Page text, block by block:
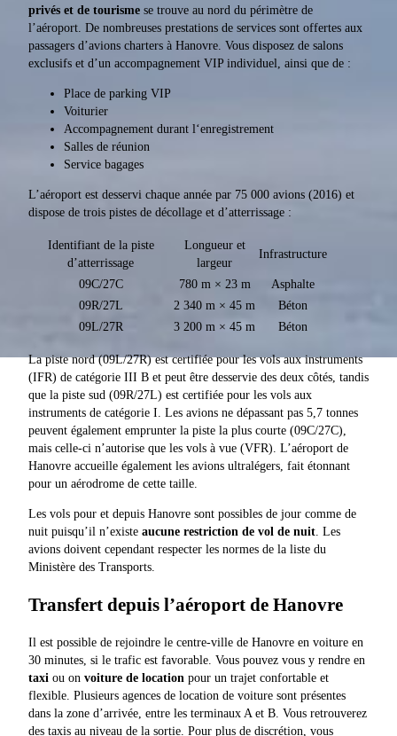
privés et de tourisme se trouve au nord du périmètre de
l’aéroport. De nombreuses prestations de services sont offertes aux
passagers d’avions charters à Hanovre. Vous disposez de salons
exclusifs et d’un accompagnement VIP individuel, ainsi que de :
Place de parking VIP
Voiturier
Accompagnement durant l‘enregistrement
Salles de réunion
Service bagages
L’aéroport est desservi chaque année par 75 000 avions (2016) et
dispose de trois pistes de décollage et d’atterrissage :
Identifiant de la piste
d’atterrissage
Longueur et
largeur
Infrastructure
09C/27C 780 m × 23 m
Asphalte
09R/27L
2 340 m × 45 m
Béton
09L/27R
3 200 m × 45 m Béton
La piste nord (09L/27R) est certifiée pour les vols aux instruments
(IFR) de catégorie III B et peut être desservie des deux côtés, tandis
que la piste sud (09R/27L) est certifiée pour les vols aux
instruments de catégorie I. Les avions ne dépassant pas 5,7 tonnes
peuvent également emprunter la piste la plus courte (09C/27C),
mais celle-ci n’autorise que les vols à vue (VFR). L’aéroport de
Hanovre accueille également les avions ultralégers, fait étonnant
pour un aérodrome de cette taille.
Les vols pour et depuis Hanovre sont possibles de jour comme de
nuit puisqu’il n’existe aucune restriction de vol de nuit. Les
avions doivent cependant respecter les normes de la liste du
Ministère des Transports.
Transfert depuis l’aéroport de Hanovre
Il est possible de rejoindre le centre-ville de Hanovre en voiture en
30 minutes, si le trafic est favorable. Vous pouvez vous y rendre en
taxi ou on voiture de location pour un trajet confortable et
flexible. Plusieurs agences de location de voiture sont présentes
dans la zone d’arrivée, entre les terminaux A et B. Vous retrouverez
des taxis au niveau de la sortie. Pour plus de discrétion, vous